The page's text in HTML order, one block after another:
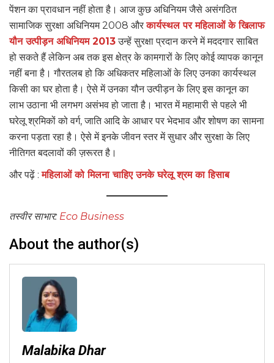
पेंशन का प्रावधान नहीं होता है। आज कुछ अधिनियम जैसे असंगठित
सामाजिक सुरक्षा अधिनियम 2008 औरकार्यस्थल पर महिलाओं के खिलाफ
यौन उत्पीड़न अधिनियम 2013उन्हें सुरक्षा प्रदान करने में मददगार साबित
हो सकते हैं लेकिन अब तक इस क्षेत्र के कामगारों के लिए कोई व्यापक कानून
नहीं बना है। गौरतलब हो कि अधिकतर महिलाओं के लिए उनका कार्यस्थल
किसी का घर होता है। ऐसे में उनका यौन उत्पीड़न के लिए इस कानून का
लाभ उठाना भी लगभग असंभव हो जाता है। भारत में महामारी से पहले भी
घरेलू श्रमिकों को वर्ग, जाति आदि के आधार पर भेदभाव और शोषण का सामना
करना पड़ता रहा है। ऐसे में इनके जीवन स्तर में सुधार और सुरक्षा के लिए
नीतिगत बदलावों की ज़रूरत है।
और पढ़ें :महिलाओं को मिलना चाहिए उनके घरेलू श्रम का हिसाब
तस्वीर साभार: Eco Business
About the author(s)
Malabika Dhar